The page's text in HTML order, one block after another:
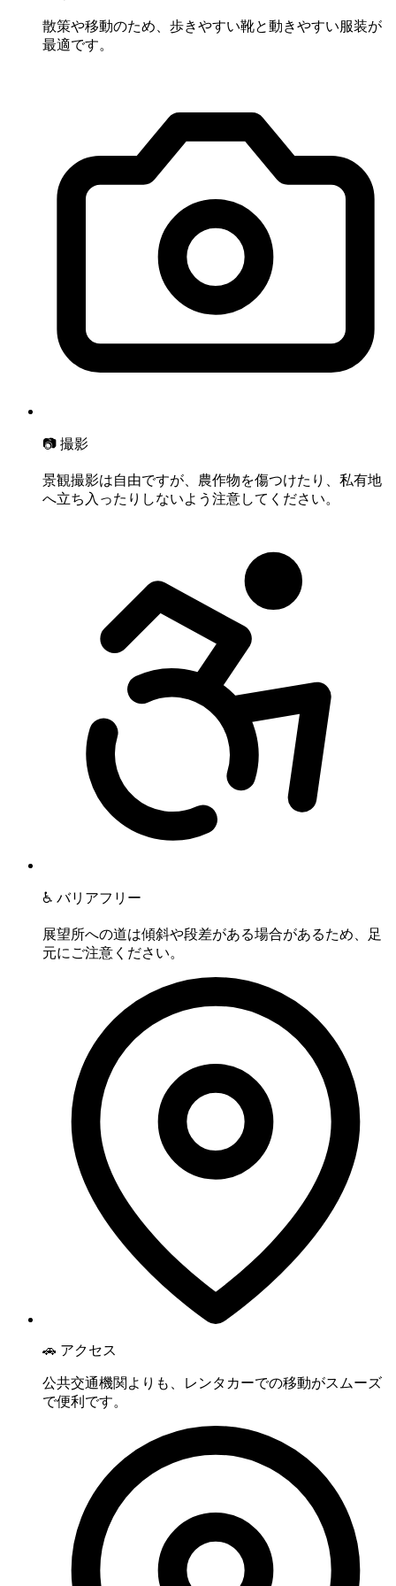
散策や移動のため、歩きやすい靴と動きやすい服装が
最適です。
📷 撮影
景観撮影は自由ですが、農作物を傷つけたり、私有地
へ立ち入ったりしないよう注意してください。
♿ バリアフリー
展望所への道は傾斜や段差がある場合があるため、足
元にご注意ください。
🚗 アクセス
公共交通機関よりも、レンタカーでの移動がスムーズ
で便利です。